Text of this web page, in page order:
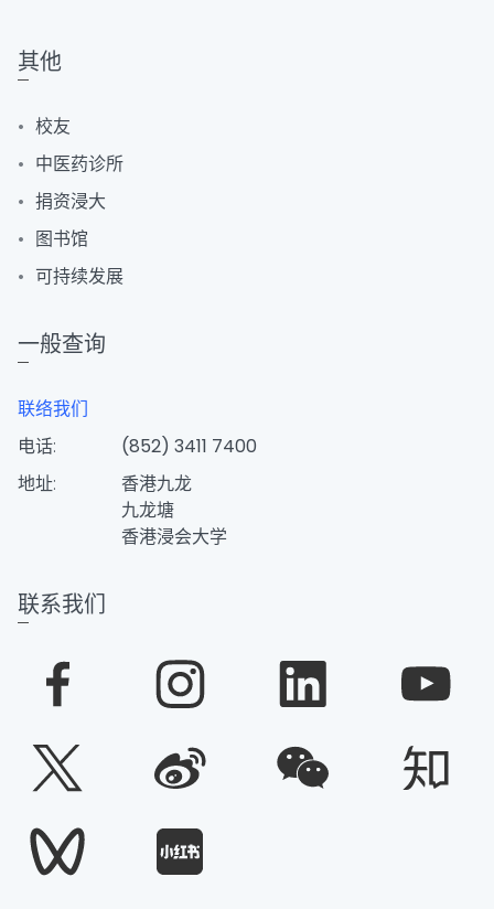
其他
校友
中医药诊所
捐资浸大
图书馆
可持续发展
一般查询
联络我们
电话:
(852) 3411 7400
地址:
香港九龙
九龙塘
香港浸会大学
联系我们